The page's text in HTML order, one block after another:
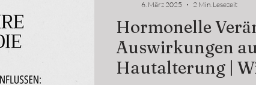
Hormonelle
Auswirkungen
Hautalterung |
6. März 2025
2 Min. Lesezeit